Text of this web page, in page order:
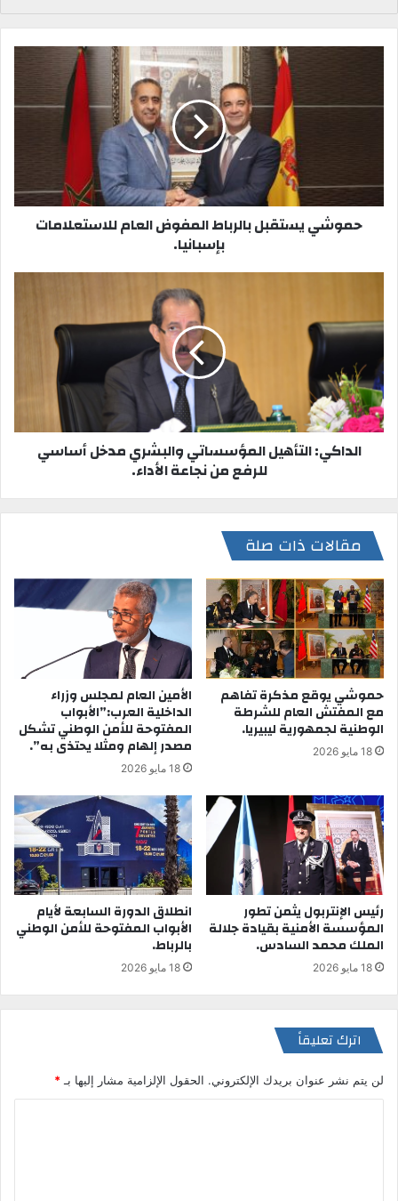
و
ق
ع
ل
و
ي
ب
س
ب
و
ك
حموشي يستقبل بالرباط المفوض العام للاستعلامات
بإسبانيا.
الداكي: التأهيل المؤسساتي والبشري مدخل أساسي
للرفع من نجاعة الأداء.
مقالات ذات صلة
حموشي يوقع مذكرة تفاهم
مع المفتش العام للشرطة
الوطنية لجمهورية ليبيريا.
18 مايو 2026
الأمين العام لمجلس وزراء
الداخلية العرب:”الأبواب
المفتوحة للأمن الوطني تشكل
مصدر إلهام ومثلا يحتذى به”.
18 مايو 2026
رئيس الإنتربول يثمن تطور
المؤسسة الأمنية بقيادة جلالة
الملك محمد السادس.
18 مايو 2026
انطلاق الدورة السابعة لأيام
الأبواب المفتوحة للأمن الوطني
بالرباط.
18 مايو 2026
اترك تعليقاً
لن يتم نشر عنوان بريدك الإلكتروني. الحقول الإلزامية مشار إليها بـ*